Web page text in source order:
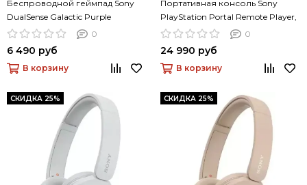
Беспроводной геймпад Sony
DualSense Galactic Purple
(галактический пурпурный)
0
6 490 руб
В корзину
Портативная консоль Sony
PlayStation Portal Remote Player,
белый
0
24 990 руб
В корзину
СКИДКА 25% СКИДКА 25%